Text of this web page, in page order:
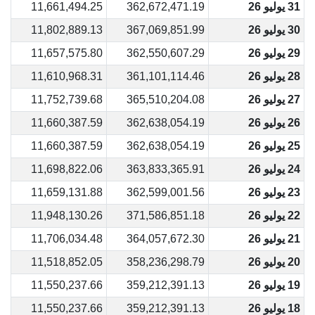
31 يوليو 26
362,672,471.19
11,661,494.25
30 يوليو 26
367,069,851.99
11,802,889.13
29 يوليو 26
362,550,607.29
11,657,575.80
28 يوليو 26
361,101,114.46
11,610,968.31
27 يوليو 26
365,510,204.08
11,752,739.68
26 يوليو 26
362,638,054.19
11,660,387.59
25 يوليو 26
362,638,054.19
11,660,387.59
24 يوليو 26
363,833,365.91
11,698,822.06
23 يوليو 26
362,599,001.56
11,659,131.88
22 يوليو 26
371,586,851.18
11,948,130.26
21 يوليو 26
364,057,672.30
11,706,034.48
20 يوليو 26
358,236,298.79
11,518,852.05
19 يوليو 26
359,212,391.13
11,550,237.66
18 يوليو 26
359,212,391.13
11,550,237.66